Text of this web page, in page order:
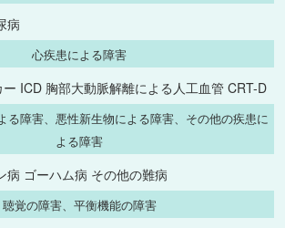
病
心疾患による障害
ICD 胸部大動脈解離による人工血管 CRT-D
る障害、悪性新生物による障害、その他の疾患に
よる障害
病 ゴーハム病 その他の難病
聴覚の障害、平衡機能の障害